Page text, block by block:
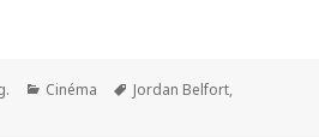
Catégories
Cinéma
Mots-
Jordan Belfort,